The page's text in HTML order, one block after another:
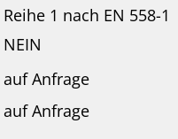
Reihe 1 nach EN 558-1
NEIN
auf Anfrage
auf Anfrage